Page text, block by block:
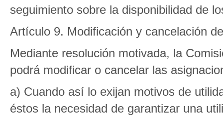
seguimiento sobre la disponibilidad de
Artículo 9. Modificación y cancelación
Mediante resolución motivada, la
podrá modificar o cancelar las
a) Cuando así lo exijan motivos de
éstos la necesidad de garantizar una